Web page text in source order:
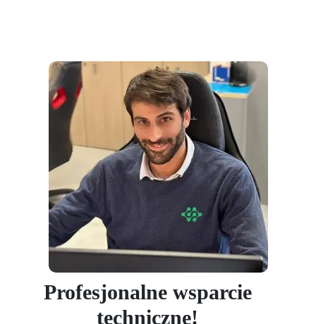
Profesjonalne wsparcie
techniczne!